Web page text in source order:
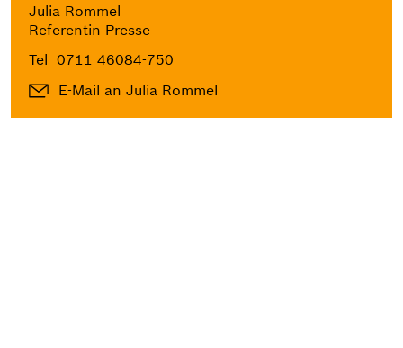
Julia Rommel
Referentin Presse
Tel 0711 46084-750
E-Mail an Julia Rommel